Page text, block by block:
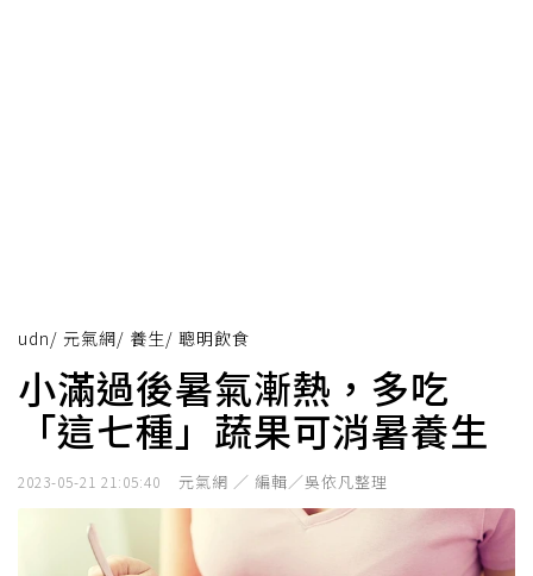
udn/ 元氣網/ 養生/ 聰明飲食
小滿過後暑氣漸熱，多吃
「這七種」蔬果可消暑養生
2023-05-21 21:05:40 元氣網 ／ 編輯／吳依凡整理